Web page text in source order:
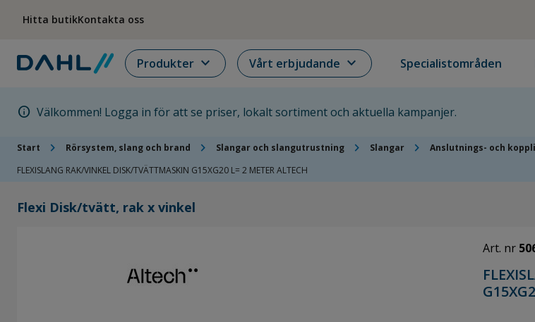
Hitta butikKontakta oss
Produkter expand_more Vårt erbjudande expand_more Specialistområden
info Välkommen! Logga in för att se priser, lokalt sortiment och aktuella kampanjer.
Start chevron_right Rörsystem, slang och brand chevron_right Slangar och slangutrustning chevron_right Slangar chevron_right Anslutnings- och
FLEXISLANG RAK/VINKEL DISK/TVÄTTMASKIN G15XG20 L= 2 METER ALTECH
Flexi Disk/tvätt, rak x vinkel
Art. nr